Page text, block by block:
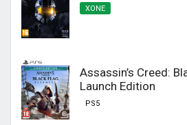
XONE
Assassin’s Creed:
Launch Edition
PS5